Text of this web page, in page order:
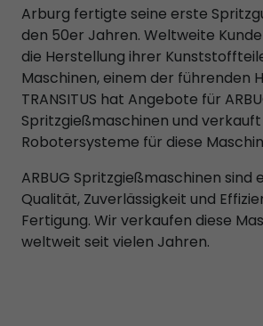
Arburg fertigte seine erste
den 50er Jahren. Weltweite
die Herstellung ihrer
Maschinen, einem der führenden
TRANSITUS hat Angebote für
Spritzgießmaschinen und
Robotersysteme für diese
ARBUG Spritzgießmaschinen sind
Qualität, Zuverlässigkeit und
Fertigung. Wir verkaufen diese
weltweit seit vielen Jahren.